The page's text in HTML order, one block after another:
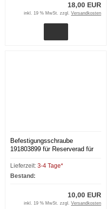
18,00 EUR
inkl. 19 % MwSt. zzgl. Versandkosten
Befestigungsschraube
191803899 für Reserverad für
2 3
Lieferzeit: 3-4 Tage*
Bestand:
10,00 EUR
inkl. 19 % MwSt. zzgl. Versandkosten